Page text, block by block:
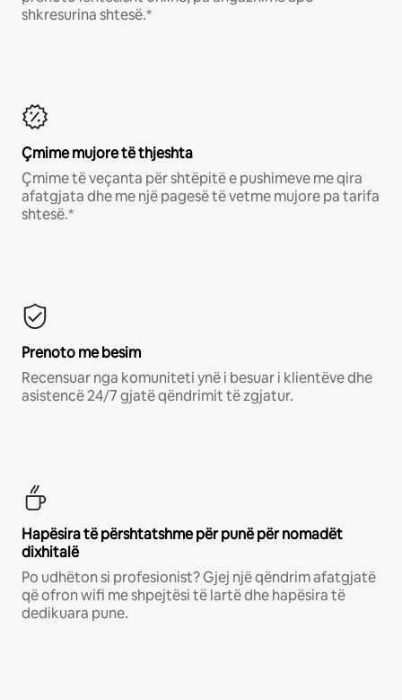
shkresurina shtesë.*
Çmime mujore të thjeshta
Çmime të veçanta për shtëpitë e pushimeve me qira
afatgjata dhe me një pagesë të vetme mujore pa tarifa
shtesë.*
Prenoto me besim
Recensuar nga komuniteti ynë i besuar i klientëve dhe
asistencë 24/7 gjatë qëndrimit të zgjatur.
Hapësira të përshtatshme për punë për nomadët
dixhitalë
Po udhëton si profesionist? Gjej një qëndrim afatgjatë
që ofron wifi me shpejtësi të lartë dhe hapësira të
dedikuara pune.